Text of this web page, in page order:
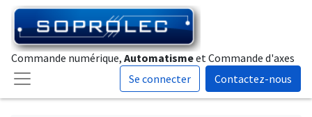
Commande numérique, Automatismeet Commande d'axes
Se connecter
Contactez-nous